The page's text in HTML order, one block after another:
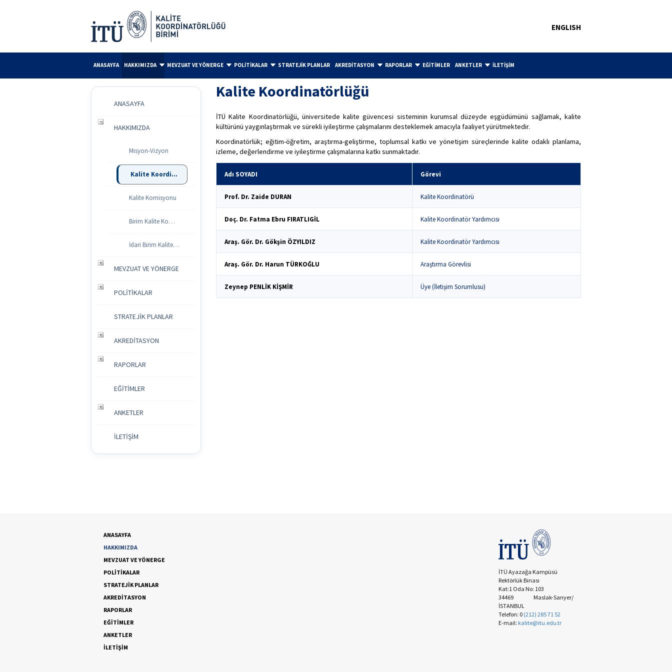
ENGLISH
ANASAYFA HAKKIMIZDA MEVZUAT VE YÖNERGE POLİTİKALAR STRATEJİK PLANLAR AKREDİTASYON RAPORLAR EĞİTİMLER ANKETLER İLETİŞİM
ANASAYFA
HAKKIMIZDA
Misyon-Vizyon
Kalite Koordinatörlüğü
Kalite Komisyonu
Birim Kalite Komisyonları
İdari Birim Kalite Komisyonu
MEVZUAT VE YÖNERGE
POLİTİKALAR
STRATEJİK PLANLAR
AKREDİTASYON
RAPORLAR
EĞİTİMLER
ANKETLER
İLETİŞİM
Kalite Koordinatörlüğü
İTÜ Kalite Koordinatörlüğü, üniversitede kalite güvencesi sisteminin kurumsal düzeyde eşgüdümünü sağlamak, kalite
kültürünü yaygınlaştırmak ve sürekli iyileştirme çalışmalarını desteklemek amacıyla faaliyet yürütmektedir.
Koordinatörlük; eğitim-öğretim, araştırma-geliştirme, toplumsal katkı ve yönetişim süreçlerinde kalite odaklı planlama,
izleme, değerlendirme ve iyileştirme çalışmalarına katkı sunmaktadır.
Adı SOYADI Görevi
Prof. Dr. Zaide DURAN Kalite Koordinatörü
Doç. Dr. Fatma Ebru FIRATLIGİL Kalite Koordinatör Yardımcısı
Araş. Gör. Dr. Gökşin ÖZYILDIZ Kalite Koordinatör Yardımcısı
Araş. Gör. Dr. Harun TÜRKOĞLU Araştırma Görevlisi
Zeynep PENLİK KİŞMİR Üye (İletişim Sorumlusu)
ANASAYFA
HAKKIMIZDA
MEVZUAT VE YÖNERGE
POLİTİKALAR
STRATEJİK PLANLAR
AKREDİTASYON
RAPORLAR
EĞİTİMLER
ANKETLER
İLETİŞİM
İTÜ Ayazağa Kampüsü
Rektörlük Binası
Kat:1 Oda No: 103
34469 Maslak-Sarıyer/
İSTANBUL
Telefon: 0 (212) 285 71 52
E-mail: kalite@itu.edu.tr